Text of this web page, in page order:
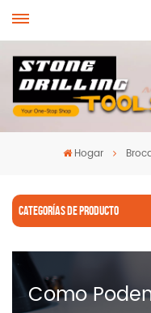
Hogar
CATEGORÍAS DE PRODUCTO
Como